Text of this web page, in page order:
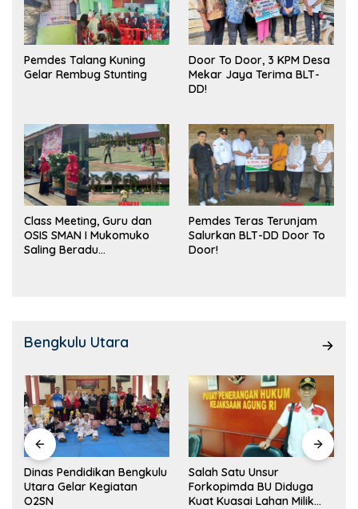
Pemdes Talang Kuning
Gelar Rembug Stunting
Door To Door, 3 KPM Desa
Mekar Jaya Terima BLT-
DD!
Class Meeting, Guru dan
OSIS SMAN I Mukomuko
Saling Beradu
Pemdes Teras Terunjam
Salurkan BLT-DD Door To
Door!
Bengkulu Utara
Dinas Pendidikan Bengkulu
Utara Gelar Kegiatan
O2SN
Salah Satu Unsur
Forkopimda BU Diduga
Kuat Kuasai Lahan Milik